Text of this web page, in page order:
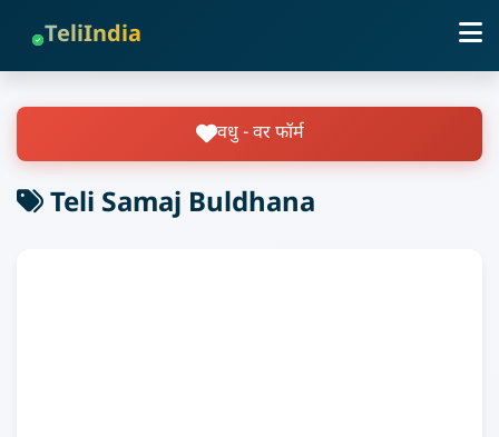
TeliIndia
वधु - वर फॉर्म
Teli Samaj Buldhana